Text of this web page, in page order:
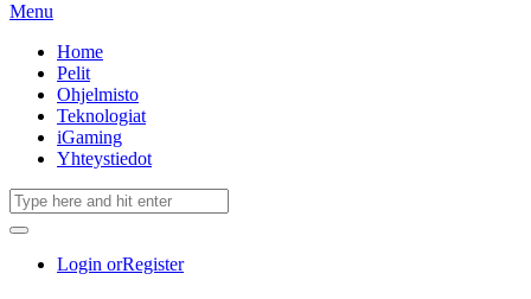
Menu
Home
Pelit
Ohjelmisto
Teknologiat
iGaming
Yhteystiedot
Login orRegister